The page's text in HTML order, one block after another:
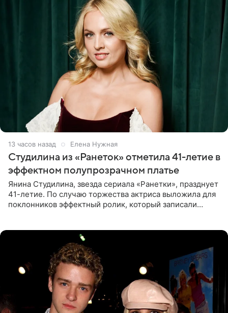
13 часов назад Елена Нужная
Студилина из «Ранеток» отметила 41-летие в
эффектном полупрозрачном платье
Янина Студилина, звезда сериала «Ранетки», празднует
41-летие. По случаю торжества актриса выложила для
поклонников эффектный ролик, который записали